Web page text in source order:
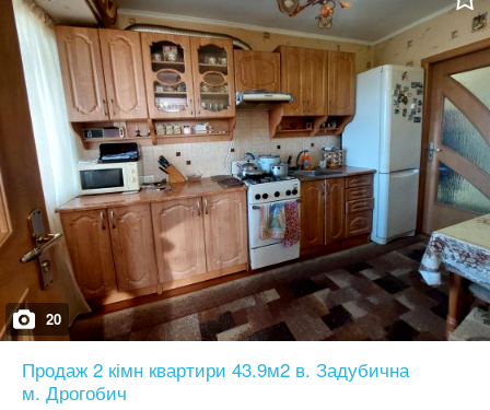
металопластикові вікна, вбудована кухня - в наявності всі нові
лічильники - місце під гараж Інфраструктура: тихий район міста,
поряд магазини, зупинка транспорту, нова пошта
20
Продаж 2 кімн квартири 43.9м2 в. Задубична
м. Дрогобич